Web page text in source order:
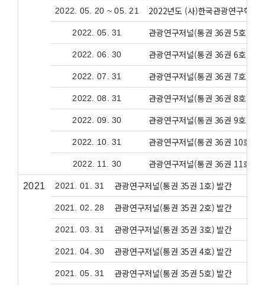
2022. 05. 20 ~ 05. 21 2022년도 (사)한국관광연구학회
2022. 05. 31 관광연구저널(통권 36권 5호) 발
2022. 06. 30 관광연구저널(통권 36권 6호) 발
2022. 07. 31 관광연구저널(통권 36권 7호) 발
2022. 08. 31 관광연구저널(통권 36권 8호) 발
2022. 09. 30 관광연구저널(통권 36권 9호) 발
2022. 10. 31 관광연구저널(통권 36권 10호)
2022. 11. 30 관광연구저널(통권 36권 11호)
2021 2021. 01. 31 관광연구저널(통권 35권 1호) 발간
2021. 02. 28 관광연구저널(통권 35권 2호) 발간
2021. 03. 31 관광연구저널(통권 35권 3호) 발간
2021. 04. 30 관광연구저널(통권 35권 4호) 발간
2021. 05. 31 관광연구저널(통권 35권 5호) 발간